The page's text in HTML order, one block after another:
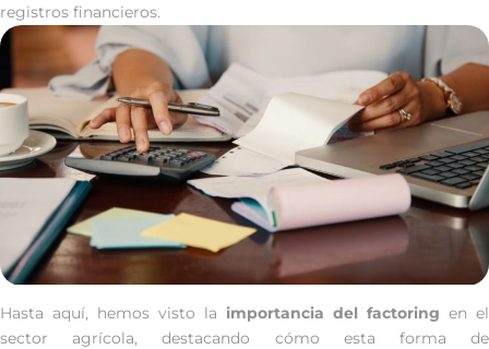
registros financieros.
Hasta aquí, hemos visto la importancia del factoring en el
sector agrícola, destacando cómo esta forma de